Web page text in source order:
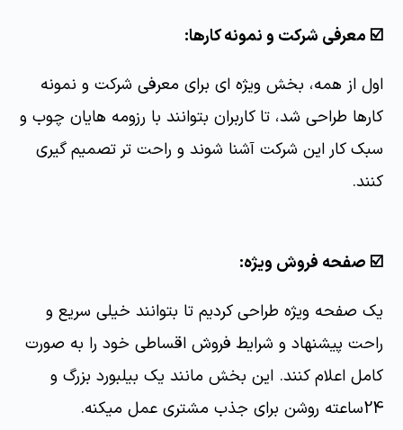
☑️ معرفی شرکت و نمونه کارها:
اول از همه، بخش ویژه ای برای معرفی شرکت و نمونه
کارها طراحی شد، تا کاربران بتوانند با رزومه هایان چوب و
سبک کار این شرکت آشنا شوند و راحت تر تصمیم گیری
کنند.
☑️ صفحه فروش ویژه:
یک صفحه ویژه طراحی کردیم تا بتوانند خیلی سریع و
راحت پیشنهاد و شرایط فروش اقساطی خود را به صورت
کامل اعلام کنند. این بخش مانند یک بیلبورد بزرگ و
24ساعته روشن برای جذب مشتری عمل میکنه.